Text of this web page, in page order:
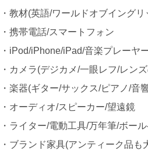
・教材(英語/ワールドオブイングリ
・携帯電話/スマートフォン
・iPod/iPhone/iPad/音楽プレーヤ
・カメラ(デジカメ/一眼レフ/レン
・楽器(ギター/サックス/ピアノ/音
・オーディオ/スピーカー/望遠鏡
・ライター/電動工具/万年筆/ボー
・ブランド家具(アンティーク品も